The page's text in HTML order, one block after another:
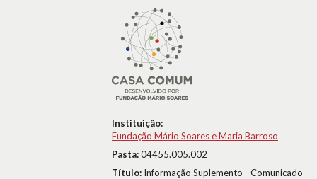
Instituição:
Fundação Mário Soares e Maria Barroso
Pasta:04455.005.002
Título: Informação Suplemento - Comunicado